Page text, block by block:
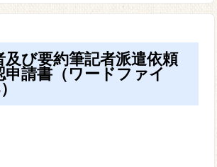
及び要約筆記者派遣依頼
申請書（ワードファイ